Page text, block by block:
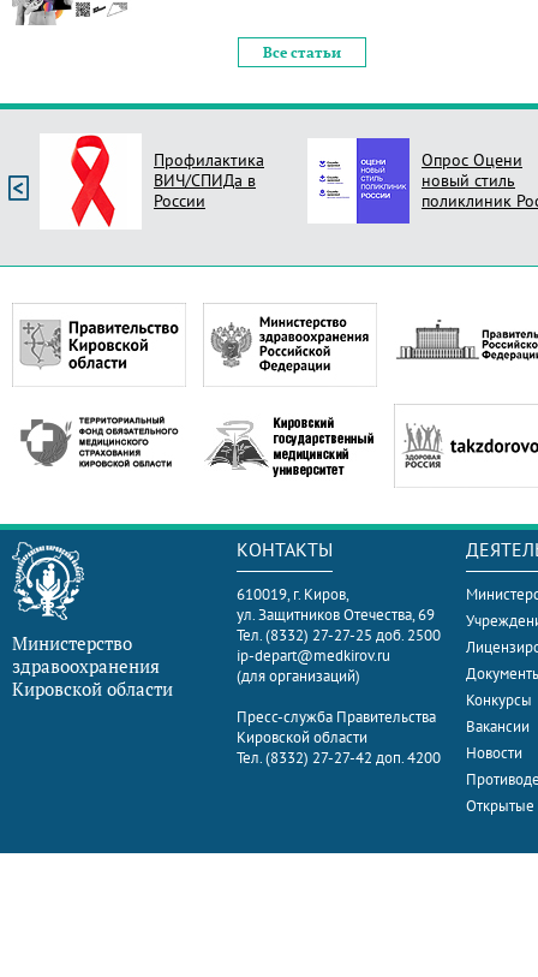
Все статьи
Профилактика
ВИЧ/СПИДа в
России
Опрос Оцени
новый стиль
поликлиник
Министерство
здравоохранения
Кировской области
КОНТАКТЫ
610019, г. Киров,
ул. Защитников Отечества, 69
Тел. (8332) 27-27-25 доб. 2500
ip-depart@medkirov.ru
(для организаций)
Пресс-служба Правительства
Кировской области
Тел. (8332) 27-27-42 доп. 4200
Конкурсы
Вакансии
Новости